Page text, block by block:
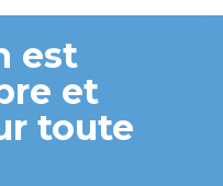
est
et
toute